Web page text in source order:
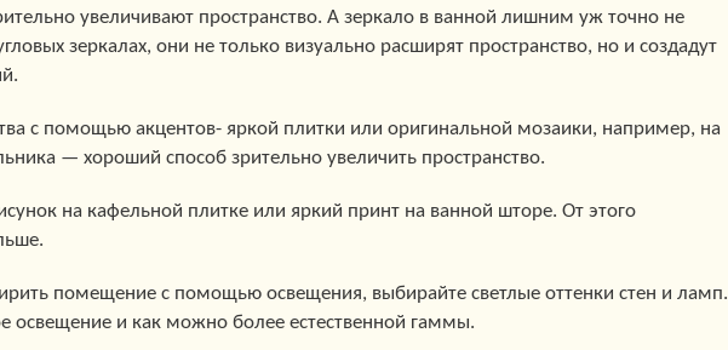
увеличивают пространство. А зеркало в ванной лишним уж точно не
зеркалах, они не только визуально расширят пространство, но и создадут
с помощью акцентов- яркой плитки или оригинальной мозаики, например, на
— хороший способ зрительно увеличить пространство.
на кафельной плитке или яркий принт на ванной шторе. От этого
помещение с помощью освещения, выбирайте светлые оттенки стен и ламп.
освещение и как можно более естественной гаммы.